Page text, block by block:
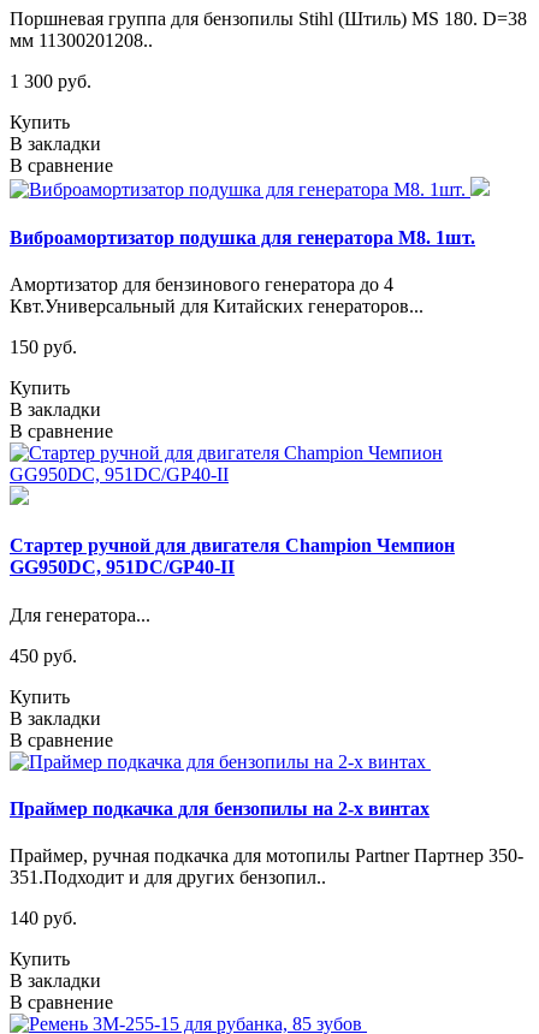
Поршневая группа для бензопилы Stihl (Штиль) MS 180. D=38
мм 11300201208..
1 300 руб.
Купить
В закладки
В сравнение
Виброамортизатор подушка для генератора М8. 1шт.
Амортизатор для бензинового генератора до 4
Квт.Универсальный для Китайских генераторов...
150 руб.
Купить
В закладки
В сравнение
Стартер ручной для двигателя Champion Чемпион
GG950DC, 951DC/GP40-II
Для генератора...
450 руб.
Купить
В закладки
В сравнение
Праймер подкачка для бензопилы на 2-х винтах
Праймер, ручная подкачка для мотопилы Partner Партнер 350-
351.Подходит и для других бензопил..
140 руб.
Купить
В закладки
В сравнение